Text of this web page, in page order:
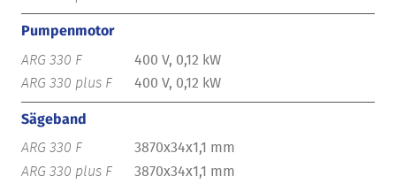
Pumpenmotor
400 V, 0,12 kW
400 V, 0,12 kW
Sägeband
3870x34x1,1 mm
3870x34x1,1 mm